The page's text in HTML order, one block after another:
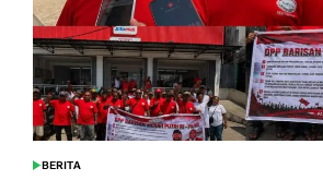
POSTED
BERITA